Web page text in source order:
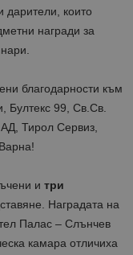
дарители, които
награди за
благодарности към
Бултекс 99, Св.Св.
Тирол Сервиз,
и три
Наградата на
Палас – Слънчев
камара отличиха